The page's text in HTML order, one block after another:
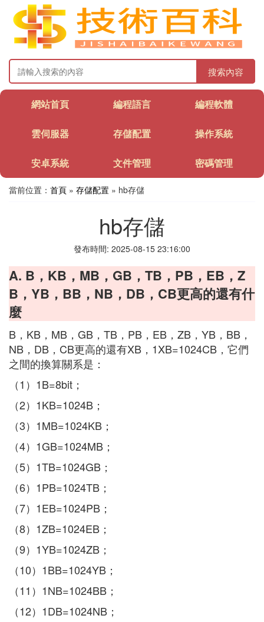
搜索內容
網站首頁 編程語言 編程軟體
雲伺服器 存儲配置 操作系統
安卓系統 文件管理 密碼管理
當前位置： 首頁 » 存儲配置 » hb存儲
hb存儲
發布時間: 2025-08-15 23:16:00
A. B，KB，MB，GB，TB，PB，EB，Z
B，YB，BB，NB，DB，CB更高的還有什
麼
B，KB，MB，GB，TB，PB，EB，ZB，YB，BB，
NB，DB，CB更高的還有XB，1XB=1024CB，它們
之間的換算關系是：
（1）1B=8bit；
（2）1KB=1024B；
（3）1MB=1024KB；
（4）1GB=1024MB；
（5）1TB=1024GB；
（6）1PB=1024TB；
（7）1EB=1024PB；
（8）1ZB=1024EB；
（9）1YB=1024ZB；
（10）1BB=1024YB；
（11）1NB=1024BB；
（12）1DB=1024NB；